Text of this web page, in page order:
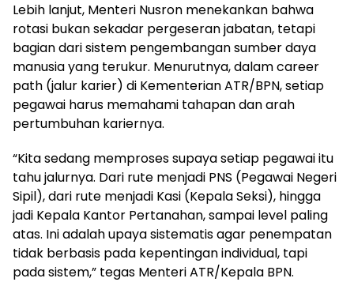
Lebih lanjut, Menteri Nusron menekankan bahwa
rotasi bukan sekadar pergeseran jabatan, tetapi
bagian dari sistem pengembangan sumber daya
manusia yang terukur. Menurutnya, dalam career
path (jalur karier) di Kementerian ATR/BPN, setiap
pegawai harus memahami tahapan dan arah
pertumbuhan kariernya.
“Kita sedang memproses supaya setiap pegawai itu
tahu jalurnya. Dari rute menjadi PNS (Pegawai Negeri
Sipil), dari rute menjadi Kasi (Kepala Seksi), hingga
jadi Kepala Kantor Pertanahan, sampai level paling
atas. Ini adalah upaya sistematis agar penempatan
tidak berbasis pada kepentingan individual, tapi
pada sistem,” tegas Menteri ATR/Kepala BPN.